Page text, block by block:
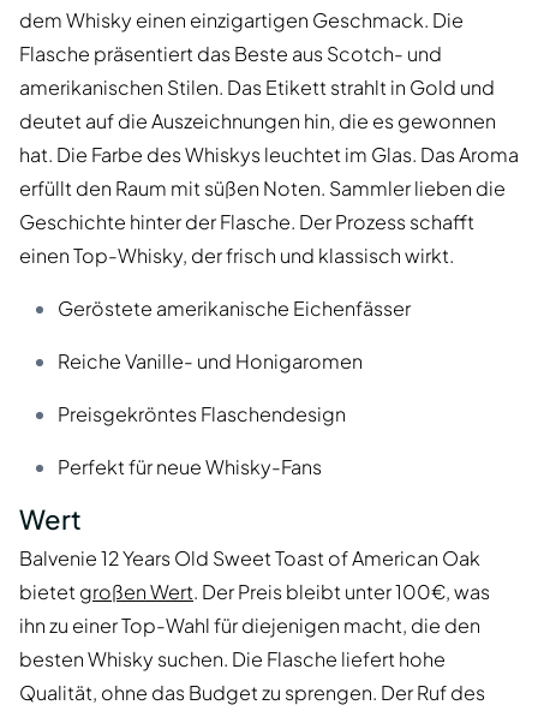
dem Whisky einen einzigartigen Geschmack. Die
Flasche präsentiert das Beste aus Scotch- und
amerikanischen Stilen. Das Etikett strahlt in Gold und
deutet auf die Auszeichnungen hin, die es gewonnen
hat. Die Farbe des Whiskys leuchtet im Glas. Das Aroma
erfüllt den Raum mit süßen Noten. Sammler lieben die
Geschichte hinter der Flasche. Der Prozess schafft
einen Top-Whisky, der frisch und klassisch wirkt.
Geröstete amerikanische Eichenfässer
Reiche Vanille- und Honigaromen
Preisgekröntes Flaschendesign
Perfekt für neue Whisky-Fans
Wert
Balvenie 12 Years Old Sweet Toast of American Oak
bietet großen Wert. Der Preis bleibt unter 100€, was
ihn zu einer Top-Wahl für diejenigen macht, die den
besten Whisky suchen. Die Flasche liefert hohe
Qualität, ohne das Budget zu sprengen. Der Ruf des